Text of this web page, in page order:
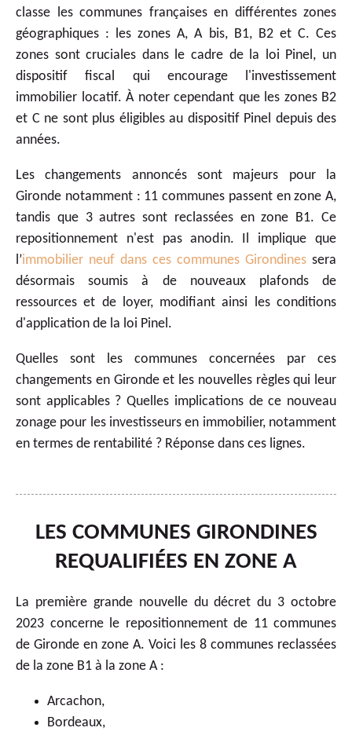
classe les communes françaises en différentes zones
géographiques : les zones A, A bis, B1, B2 et C. Ces
zones sont cruciales dans le cadre de la loi Pinel, un
dispositif fiscal qui encourage l'investissement
immobilier locatif. À noter cependant que les zones B2
et C ne sont plus éligibles au dispositif Pinel depuis des
années.
Les changements annoncés sont majeurs pour la
Gironde notamment : 11 communes passent en zone A,
tandis que 3 autres sont reclassées en zone B1. Ce
repositionnement n'est pas anodin. Il implique que
l’immobilier neuf dans ces communes Girondines sera
désormais soumis à de nouveaux plafonds de
ressources et de loyer, modifiant ainsi les conditions
d'application de la loi Pinel.
Quelles sont les communes concernées par ces
changements en Gironde et les nouvelles règles qui leur
sont applicables ? Quelles implications de ce nouveau
zonage pour les investisseurs en immobilier, notamment
en termes de rentabilité ? Réponse dans ces lignes.
LES COMMUNES GIRONDINES
REQUALIFIÉES EN ZONE A
La première grande nouvelle du décret du 3 octobre
2023 concerne le repositionnement de 11 communes
de Gironde en zone A. Voici les 8 communes reclassées
de la zone B1 à la zone A :
Arcachon,
Bordeaux,